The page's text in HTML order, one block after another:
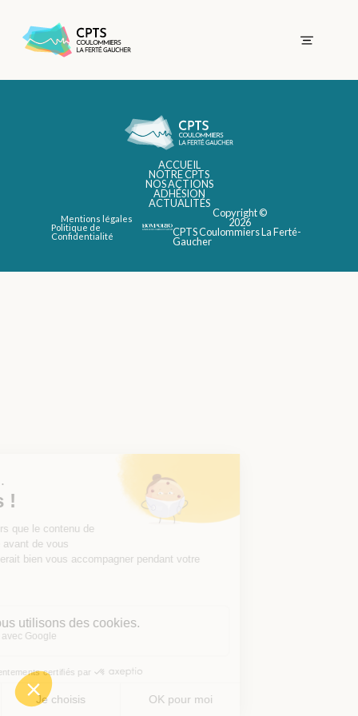
ACCUEIL
NOTRE CPTS
NOS ACTIONS
ADHÉSION
ACTUALITÉS
Mentions légales
Politique de
Confidentialité
Copyright ©
2026
CPTS Coulommiers La Ferté-
Gaucher